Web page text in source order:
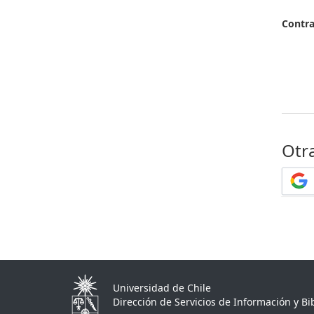
Universidad de Chile
Dirección de Servicios de Información y